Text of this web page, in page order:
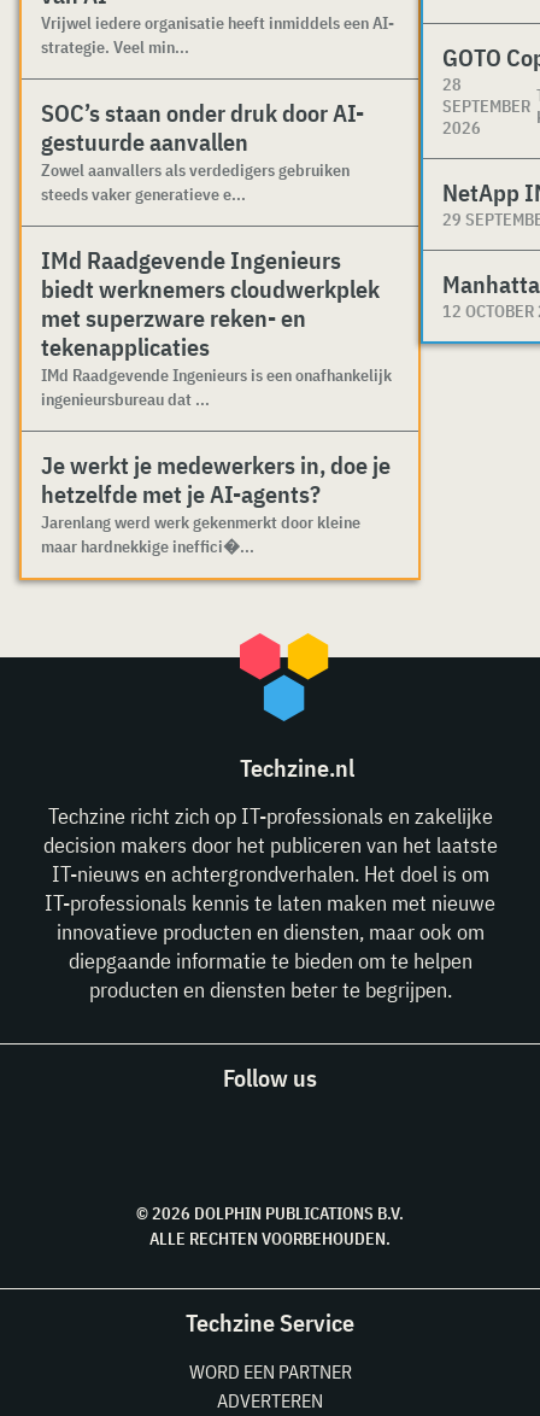
Vrijwel iedere organisatie heeft inmiddels een AI-
strategie. Veel min...
SOC’s staan onder druk door AI-
gestuurde aanvallen
Zowel aanvallers als verdedigers gebruiken
steeds vaker generatieve e...
IMd Raadgevende Ingenieurs
biedt werknemers cloudwerkplek
met superzware reken- en
tekenapplicaties
IMd Raadgevende Ingenieurs is een onafhankelijk
ingenieursbureau dat ...
Je werkt je medewerkers in, doe je
hetzelfde met je AI-agents?
Jarenlang werd werk gekenmerkt door kleine
maar hardnekkige ineffici�...
GOTO
28
SEPTEMBER
2026
NetApp
29
12
Techzine.nl
Techzine richt zich op IT-professionals en zakelijke
decision makers door het publiceren van het laatste
IT-nieuws en achtergrondverhalen. Het doel is om
IT-professionals kennis te laten maken met nieuwe
innovatieve producten en diensten, maar ook om
diepgaande informatie te bieden om te helpen
producten en diensten beter te begrijpen.
Follow us
© 2026 DOLPHIN PUBLICATIONS B.V.
ALLE RECHTEN VOORBEHOUDEN.
Techzine Service
WORD EEN PARTNER
ADVERTEREN